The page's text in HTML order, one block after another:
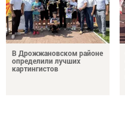
В Дрожжановском районе
определили лучших
картингистов